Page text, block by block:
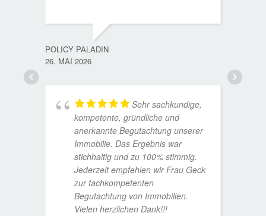
POLICY PALADIN
26. MAI 2026
Sehr sachkundige,
kompetente, gründliche und
anerkannte Begutachtung unserer
Immobilie. Das Ergebnis war
stichhaltig und zu 100% stimmig.
Jederzeit empfehlen wir Frau Geck
zur fachkompetenten
Begutachtung von Immobilien.
Vielen herzlichen Dank!!!